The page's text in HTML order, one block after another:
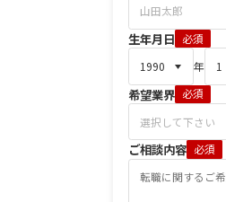
生年月日 必須
年
希望業界 必須
ご相談内容 必須